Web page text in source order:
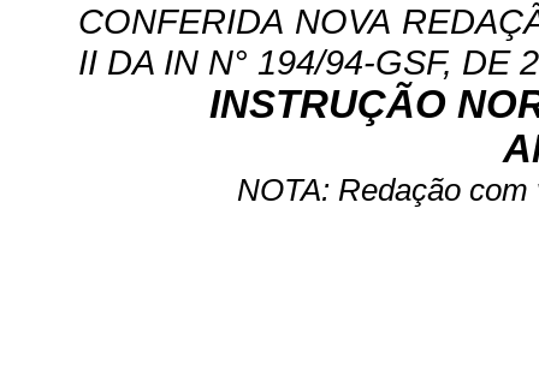
CONFERIDA NOVA
II DA IN N° 194/94-GSF, DE
INSTRUÇÃO
NOTA: Redação